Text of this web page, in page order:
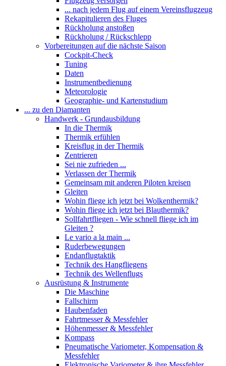
... nach jedem Flug auf einem Vereinsflugzeug
Rekapitulieren des Fluges
Rückholung anstoßen
Rückholung / Rückschlepp
Vorbereitungen auf die nächste Saison
Cockpit-Check
Tuning
Daten
Instrumentbedienung
Meteorologie
Geographie- und Kartenstudium
... zu den Diamanten
Handwerk - Grundausbildung
In die Thermik
Thermik erfühlen
Kreisflug in der Thermik
Zentrieren
Sei nie zufrieden ...
Verlassen der Thermik
Gemeinsam mit anderen Piloten kreisen
Gleiten
Wohin fliege ich jetzt bei Wolkenthermik?
Wohin fliege ich jetzt bei Blauthermik?
Sollfahrtfliegen - Wie schnell fliege ich im
Gleiten ?
Le vario a la main ...
Ruderbewegungen
Endanflugtaktik
Technik des Hangfliegens
Technik des Wellenflugs
Ausrüstung & Instrumente
Die Maschine
Fallschirm
Haubenfaden
Fahrtmesser & Messfehler
Höhenmesser & Messfehler
Kompass
Pneumatische Variometer, Kompensation &
Messfehler